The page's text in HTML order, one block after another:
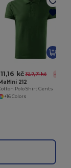
kč 327,71 kč -66%
212
Polo Shirt Gents
+16 Colors